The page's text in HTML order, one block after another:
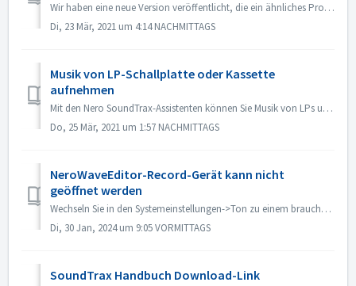
Wir haben eine neue Version veröffentlicht, die ein ähnliches Problem behebt. Würden Sie bitte ein Online-Update über das Nero Control Center durchführen, u...
Di, 23 Mär, 2021 um 4:14 NACHMITTAGS
Musik von LP-Schallplatte oder Kassette
aufnehmen
Mit den Nero SoundTrax-Assistenten können Sie Musik von LPs und Kassetten aufnehmen und schnell und einfach auf CD brennen. Die folgende Voraussetzung muss...
Do, 25 Mär, 2021 um 1:57 NACHMITTAGS
NeroWaveEditor-Record-Gerät kann nicht
geöffnet werden
Wechseln Sie in den Systemeinstellungen->Ton zu einem brauchbaren Eingabegerät. Oder versuchen Sie, in Nero WaveEidtor unter Menü Optionen->Gerätee...
Di, 30 Jan, 2024 um 9:05 VORMITTAGS
SoundTrax Handbuch Download-Link